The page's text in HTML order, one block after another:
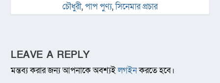
চৌধুরী,পাপ পুণ্য,সিনেমার প্রচার
LEAVE A REPLY
মন্তব্য করার জন্য আপনাকে অবশ্যইলগইনকরতে হবে।